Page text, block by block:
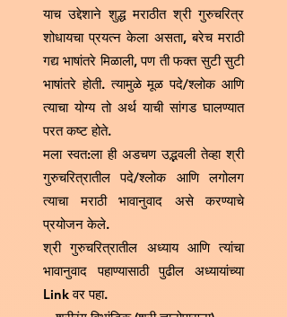
याच उद्देशाने शुद्ध मराठीत श्री गुरुचरित्र
शोधायचा प्रयत्न केला असता, बरेच मराठी
गद्य भाषांतरे मिळाली, पण ती फक्त सुटी सुटी
भाषांतरे होती. त्यामुळे मूळ पदे/श्लोक आणि
त्याचा योग्य तो अर्थ याची सांगड घालण्यात
परत कष्ट होते.
मला स्वत:ला ही अडचण उद्भवली तेव्हा श्री
गुरुचरित्रातील पदे/श्लोक आणि लगोलग
त्याचा मराठी भावानुवाद असे करण्याचे
प्रयोजन केले.
श्री गुरुचरित्रातील अध्याय आणि त्यांचा
भावानुवाद पहाण्यासाठी पुढील अध्यायांच्या
Link वर पहा.​